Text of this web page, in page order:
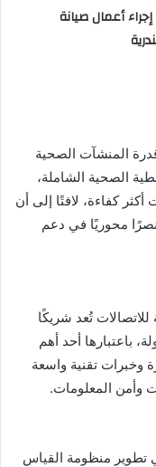
أعمال صيانة
المنشآت الصحية
الصحية الشاملة،
كفاءة، لافتًا إلى أن
محوريًا في دعم
تُعد شريكًا
باعتبارها أحد أهم
وخبرات تقنية واسعة
وأمن المعلومات.
تطوير منظومة القياس